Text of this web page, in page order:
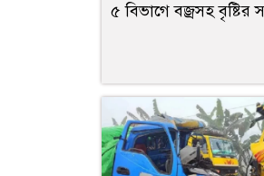
৫ বিভাগে বজ্রসহ বৃষ্টির